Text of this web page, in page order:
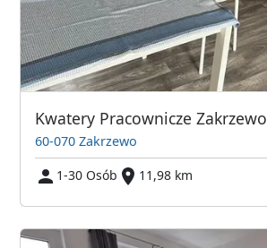
Kwatery Pracownicze Zakrzewo
60-070 Zakrzewo
1-30 Osób
11,98 km